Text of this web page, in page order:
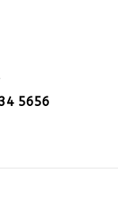
5656